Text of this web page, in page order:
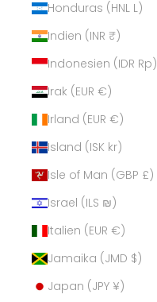
Honduras (HNL L)
Indien (INR ₹)
Indonesien (IDR Rp)
Irak (EUR €)
Irland (EUR €)
Island (ISK kr)
Isle of Man (GBP £)
Israel (ILS ₪)
Italien (EUR €)
Jamaika (JMD $)
Japan (JPY ¥)